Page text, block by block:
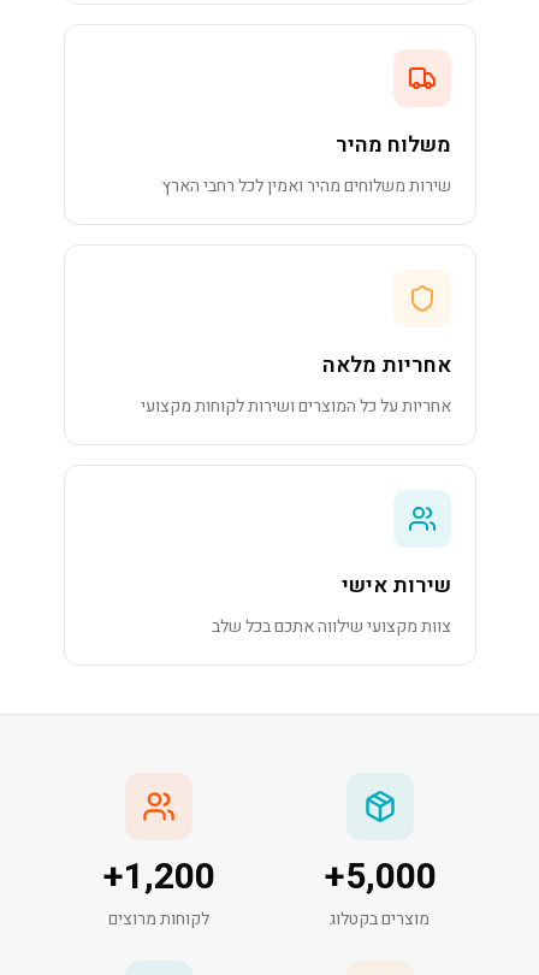
משלוח מהיר
שירות משלוחים מהיר ואמין לכל רחבי הארץ
אחריות מלאה
אחריות על כל המוצרים ושירות לקוחות מקצועי
שירות אישי
צוות מקצועי שילווה אתכם בכל שלב
5,000
+
מוצרים בקטלוג
1,200
+
לקוחות מרוצים